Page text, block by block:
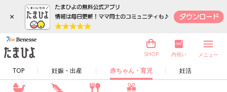
×
TOP 妊娠・出産 赤ちゃん・育児 妊活
SHOP 内祝い メニュー